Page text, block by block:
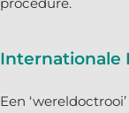
procedure.
Internationale
Een